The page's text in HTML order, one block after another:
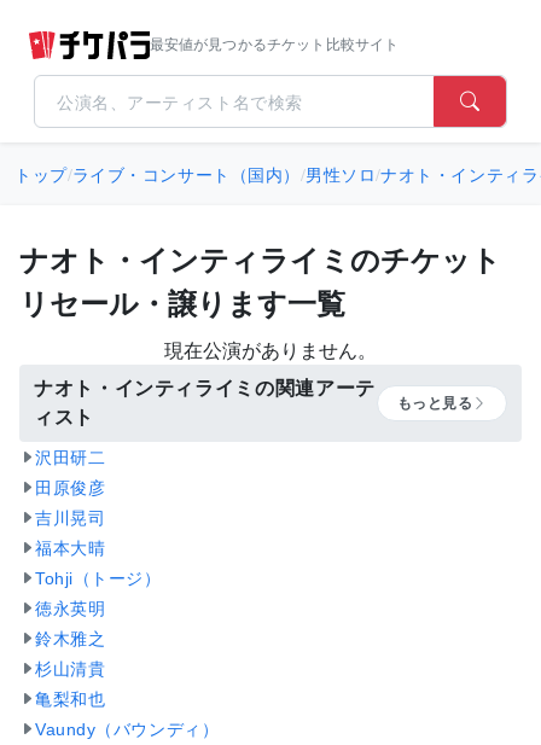
最安値が見つかるチケット比較サイト
トップ/ライブ・コンサート（国内） /男性ソロ/ナオト・インティ
ナオト・インティライミのチケット
リセール・譲ります一覧
現在公演がありません。
ナオト・インティライミの関連アーテ
ィスト
もっと見る
沢田研二
田原俊彦
吉川晃司
福本大晴
Tohji（トージ）
徳永英明
鈴木雅之
杉山清貴
亀梨和也
Vaundy（バウンディ）